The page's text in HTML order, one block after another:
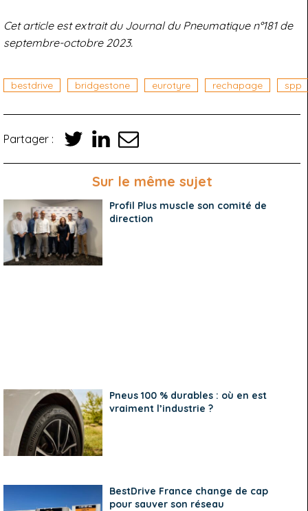
Cet article est extrait du Journal du Pneumatique n°181 de
septembre-octobre 2023.
bestdrive bridgestone eurotyre rechapage spp
Partager :
Sur le même sujet
Profil Plus muscle son comité de
direction
Pneus 100 % durables : où en est
vraiment l’industrie ?
BestDrive France change de cap
pour sauver son réseau